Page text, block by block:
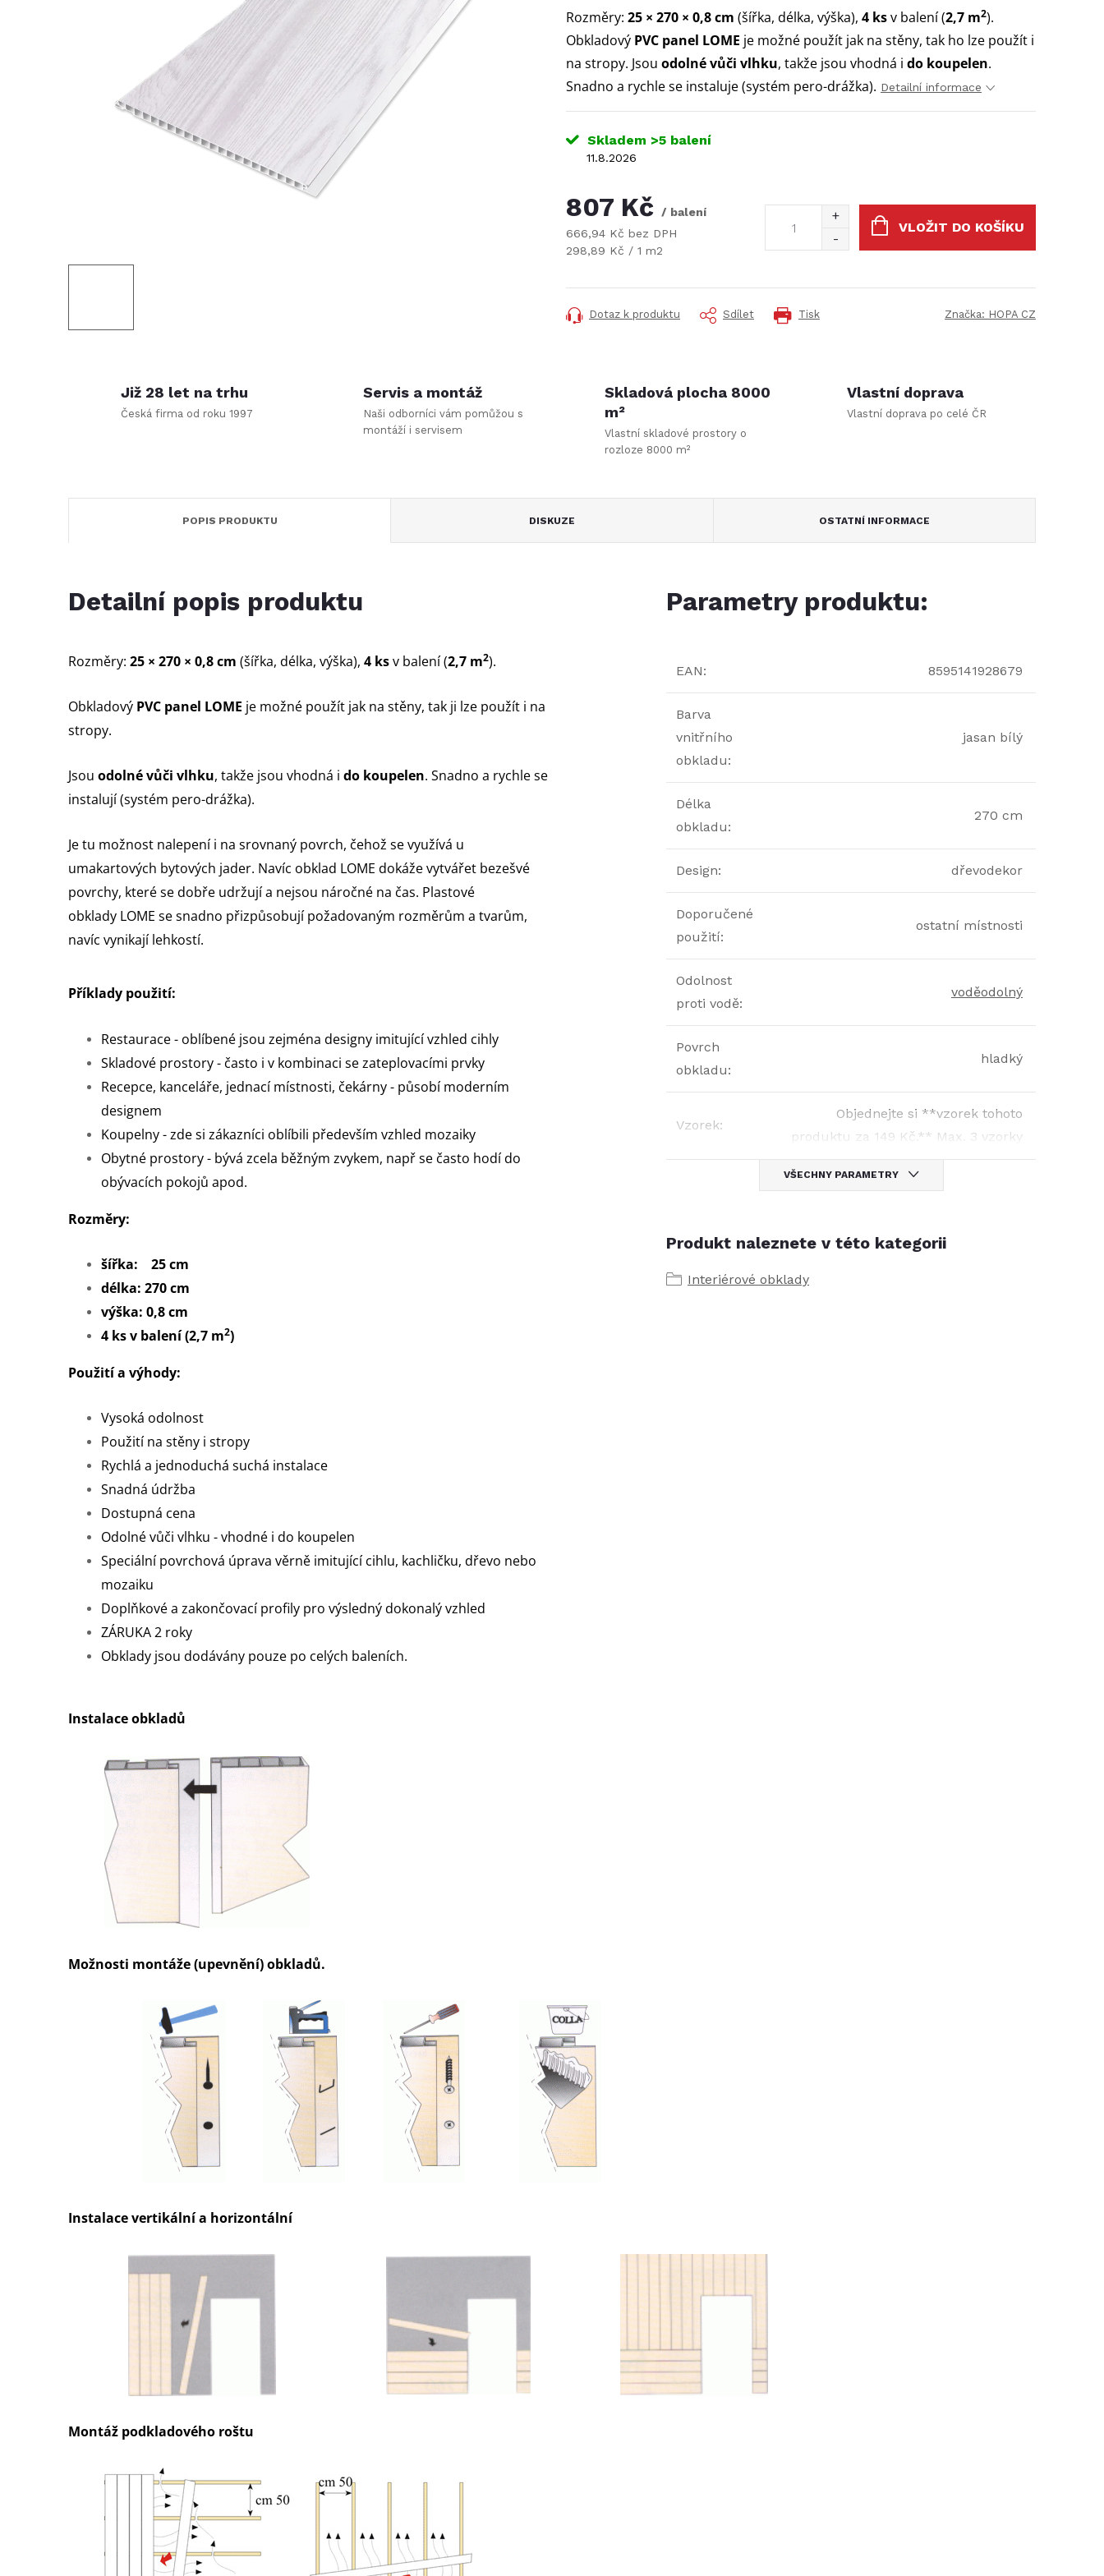
Rozměry: 25 × 270 × 0,8 cm (šířka, délka, výška), 4 ksv balení (2,7 m2).
Obkladový PVC panel LOME je možné použít jak na stěny, tak ho lze použít i
na stropy. Jsou odolné vůči vlhku, takže jsou vhodná i do koupelen.
Snadno a rychle se instaluje (systém pero-drážka). Detailní informace
Skladem >5 balení
11.8.2026
807 Kč
/ balení
666,94 Kč bez DPH
Měrná
298,89 Kč / 1 m2
VLOŽIT DO KOŠÍKU
Tisk
Dotaz k produktu Sdílet Značka: HOPA CZ
Již 28 let na trhu
Česká firma od roku 1997
Servis a montáž
Naši odborníci vám pomůžou s
montáží i servisem
Skladová plocha 8000
m²
Vlastní skladové prostory o
rozloze 8000 m²
Vlastní doprava
Vlastní doprava po celé ČR
POPIS PRODUKTU DISKUZE OSTATNÍ INFORMACE
Detailní popis produktu
Rozměry: 25 × 270 × 0,8 cm (šířka, délka, výška), 4 ksv balení (2,7 m2).
Obkladový PVC panel LOME je možné použít jak na stěny, tak ji lze použít i na
stropy.
Jsou odolné vůči vlhku, takže jsou vhodná i do koupelen. Snadno a rychle se
instalují (systém pero-drážka).
Je tu možnost nalepení i na srovnaný povrch, čehož se využívá u
umakartových bytových jader. Navíc obklad LOME dokáže vytvářet bezešvé
povrchy, které se dobře udržují a nejsou náročné na čas. Plastové
obklady LOME se snadno přizpůsobují požadovaným rozměrům a tvarům,
navíc vynikají lehkostí.
Příklady použití:
Restaurace - oblíbené jsou zejména designy imitující vzhled cihly
Skladové prostory - často i v kombinaci se zateplovacími prvky
Recepce, kanceláře, jednací místnosti, čekárny - působí moderním
designem
Koupelny - zde si zákazníci oblíbili především vzhled mozaiky
Obytné prostory - bývá zcela běžným zvykem, např se často hodí do
obývacích pokojů apod.
Rozměry:
šířka: 25 cm
délka: 270 cm
výška: 0,8 cm
4 ks v balení (2,7 m2)
Použití a výhody:
Vysoká odolnost
Použití na stěny i stropy
Rychlá a jednoduchá suchá instalace
Snadná údržba
Dostupná cena
Odolné vůči vlhku - vhodné i do koupelen
Speciální povrchová úprava věrně imitující cihlu, kachličku, dřevo nebo
mozaiku
Doplňkové a zakončovací profily pro výsledný dokonalý vzhled
ZÁRUKA 2 roky
Obklady jsou dodávány pouze po celých baleních.
Instalace obkladů
Možnosti montáže (upevnění) obkladů.
Instalace vertikální a horizontální
Montáž podkladového roštu
Parametry produktu:
EAN: 8595141928679
Barva
vnitřního
obkladu:
jasan bílý
Délka
obkladu:
270 cm
Design: dřevodekor
Doporučené
použití:
ostatní místnosti
Odolnost
proti vodě:
voděodolný
Povrch
obkladu:
hladký
Vzorek:
Objednejte si **vzorek tohoto
produktu za 149 Kč.** Max. 3 vzorky
VŠECHNY PARAMETRY
Produkt naleznete v této kategorii
Interiérové obklady